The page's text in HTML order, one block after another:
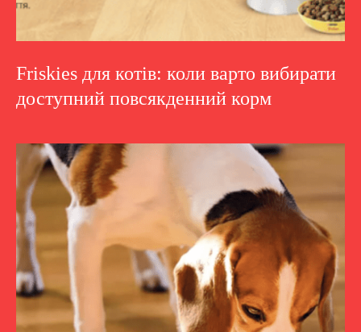
Friskies для котів: коли варто вибирати
доступний повсякденний корм